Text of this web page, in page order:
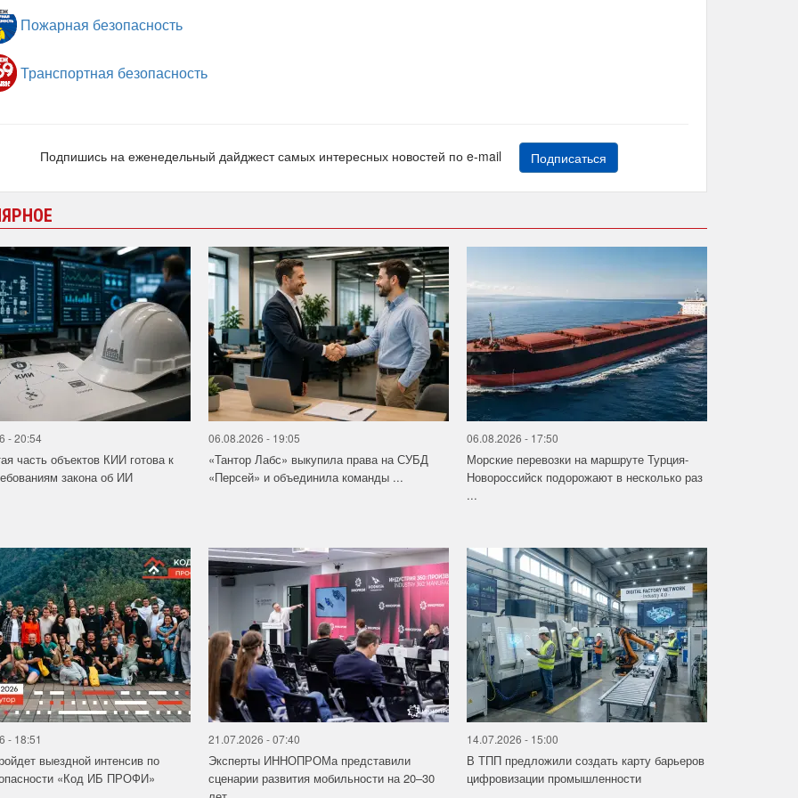
Пожарная безопасность
Транспортная безопасность
Подпишись на еженедельный дайджест самых интересных новостей по e-mail Подписаться
- 20:54
часть объектов КИИ готова к
закона об ИИ
06.08.2026 - 19:05
«Тантор Лабс» выкупила права на СУБД
«Персей» и объединила команды ...
06.08.2026 - 17:50
Морские перевозки на маршруте Турция-
Новороссийск подорожают в несколько раз
...
- 18:51
выездной интенсив по
«Код ИБ ПРОФИ»
21.07.2026 - 07:40
Эксперты ИННОПРОМа представили
сценарии развития мобильности на 20–30
14.07.2026 - 15:00
В ТПП предложили создать карту барьеров
цифровизации промышленности